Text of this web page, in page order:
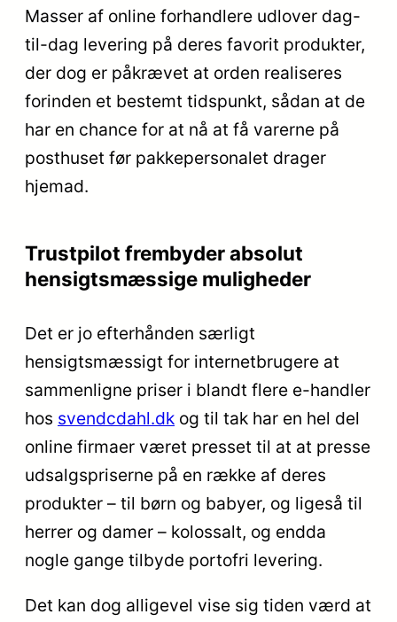
Masser af online forhandlere udlover dag-
til-dag levering på deres favorit produkter,
der dog er påkrævet at orden realiseres
forinden et bestemt tidspunkt, sådan at de
har en chance for at nå at få varerne på
posthuset før pakkepersonalet drager
hjemad.
Trustpilot frembyder absolut
hensigtsmæssige muligheder
Det er jo efterhånden særligt
hensigtsmæssigt for internetbrugere at
sammenligne priser i blandt flere e-handler
hos svendcdahl.dk og til tak har en hel del
online firmaer været presset til at at presse
udsalgspriserne på en række af deres
produkter – til børn og babyer, og ligeså til
herrer og damer – kolossalt, og endda
nogle gange tilbyde portofri levering.
Det kan dog alligevel vise sig tiden værd at